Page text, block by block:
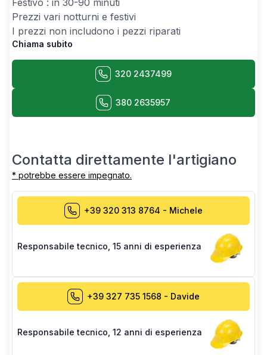
Festivo : in 30-90 minuti
Prezzi vari notturni e festivi
I prezzi non includono i pezzi riparati
Chiama subito
320 2437499
380 2635957
Contatta direttamente l'artigiano
* potrebbe essere impegnato.
+39 320 313 8764 - Michele
Responsabile tecnico 15 anni di esperienza
+39 327 735 1568 - Davide
Responsabile tecnico 12 anni di esperienza